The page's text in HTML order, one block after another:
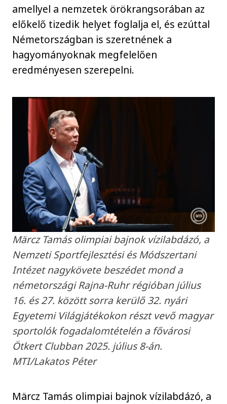
amellyel a nemzetek örökrangsorában az
előkelő tizedik helyet foglalja el, és ezúttal
Németországban is szeretnének a
hagyományoknak megfelelően
eredményesen szerepelni.
Märcz Tamás olimpiai bajnok vízilabdázó, a
Nemzeti Sportfejlesztési és Módszertani
Intézet nagykövete beszédet mond a
németországi Rajna-Ruhr régióban július
16. és 27. között sorra kerülő 32. nyári
Egyetemi Világjátékokon részt vevő magyar
sportolók fogadalomtételén a fővárosi
Ötkert Clubban 2025. július 8-án.
MTI/Lakatos Péter
Märcz Tamás olimpiai bajnok vízilabdázó, a